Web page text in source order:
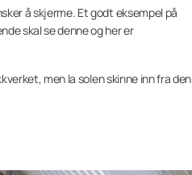
å skjerme. Et godt eksempel på
skal se denne og her er
men la solen skinne inn fra den